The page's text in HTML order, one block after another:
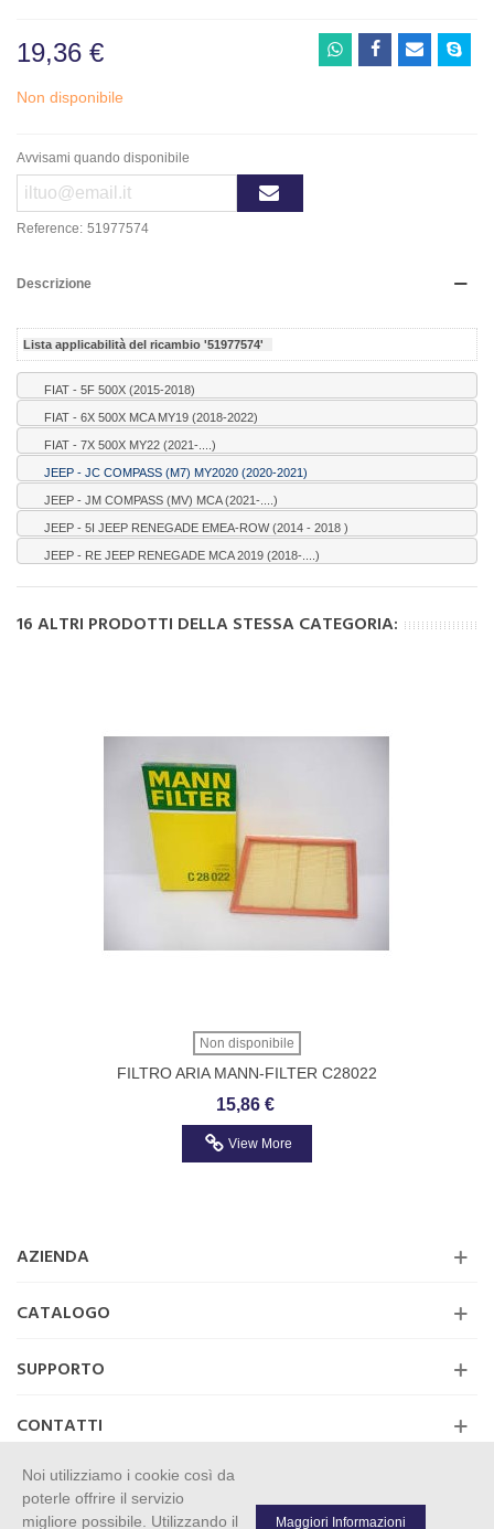
19,36 €
Non disponibile
Avvisami quando disponibile
Reference: 51977574
Descrizione
Lista applicabilità del ricambio '51977574'
FIAT - 5F 500X (2015-2018)
FIAT - 6X 500X MCA MY19 (2018-2022)
FIAT - 7X 500X MY22 (2021-....)
JEEP - JC COMPASS (M7) MY2020 (2020-2021)
JEEP - JM COMPASS (MV) MCA (2021-....)
JEEP - 5I JEEP RENEGADE EMEA-ROW (2014 - 2018 )
JEEP - RE JEEP RENEGADE MCA 2019 (2018-....)
16 ALTRI PRODOTTI DELLA STESSA CATEGORIA:
Non disponibile
FILTRO ARIA MANN-FILTER C28022
15,86 €
View More
AZIENDA
CATALOGO
SUPPORTO
CONTATTI
Noi utilizziamo i cookie così da
poterle offrire il servizio
migliore possibile. Utilizzando il
Maggiori Informazioni